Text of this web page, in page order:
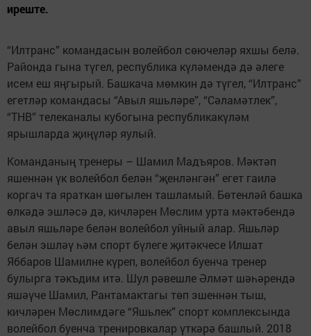
иреште.
“Илтранс” командасын волейбол сөючеләр яхшы белә.
Районда гына түгел, республика күләмендә дә әлеге
исем еш яңгырый. Башкача мөмкин дә түгел, “Илтранс”
егетләр командасы “Авыл яшьләре”, “Сәламәтлек”,
“ТНВ” телеканалы кубогына республикакүләм
ярышларда җиңүләр яулый.
Команданың тренеры – Шамил Мадъяров. Мәктәп
яшеннән үк волейбол белән “җенләнгән” егет гаилә
коргач та яраткан шөгылен ташламый. Бөтенләй башка
өлкәдә эшләсә дә, кичләрен Мөслим урта мәктәбендә
авыл яшьләре белән волейбол уйный алар. Яшьләр
белән эшләү һәм спорт бүлеге җитәкчесе Илшат
Яббаров Шамилне күреп, волейбол буенча тренер
булырга тәкъдим итә. Шул рәвешле Әлмәт шәһәрендә
яшәүче Шамил, Рантамактагы төп эшеннән тыш,
кичләрен Мөслимдәге “Яшьлек” спорт комплексында
волейбол буенча тренировкалар үткәрә башлый. 2018